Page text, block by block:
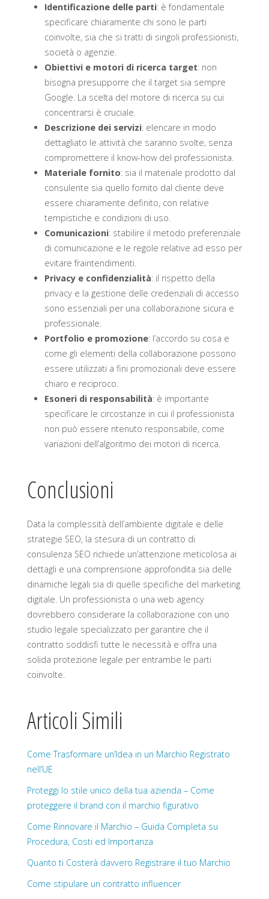
Identificazione delle parti: è fondamentale
specificare chiaramente chi sono le parti
coinvolte, sia che si tratti di singoli professionisti,
società o agenzie.
Obiettivi e motori di ricerca target: non
bisogna presupporre che il target sia sempre
Google. La scelta del motore di ricerca su cui
concentrarsi è cruciale.
Descrizione dei servizi: elencare in modo
dettagliato le attività che saranno svolte, senza
compromettere il know-how del professionista.
Materiale fornito: sia il materiale prodotto dal
consulente sia quello fornito dal cliente deve
essere chiaramente definito, con relative
tempistiche e condizioni di uso.
Comunicazioni: stabilire il metodo preferenziale
di comunicazione e le regole relative ad esso per
evitare fraintendimenti.
Privacy e confidenzialità: il rispetto della
privacy e la gestione delle credenziali di accesso
sono essenziali per una collaborazione sicura e
professionale.
Portfolio e promozione: l’accordo su cosa e
come gli elementi della collaborazione possono
essere utilizzati a fini promozionali deve essere
chiaro e reciproco.
Esoneri di responsabilità: è importante
specificare le circostanze in cui il professionista
non può essere ritenuto responsabile, come
variazioni dell’algoritmo dei motori di ricerca.
Conclusioni
Data la complessità dell’ambiente digitale e delle
strategie SEO, la stesura di un contratto di
consulenza SEO richiede un’attenzione meticolosa ai
dettagli e una comprensione approfondita sia delle
dinamiche legali sia di quelle specifiche del marketing
digitale. Un professionista o una web agency
dovrebbero considerare la collaborazione con uno
studio legale specializzato per garantire che il
contratto soddisfi tutte le necessità e offra una
solida protezione legale per entrambe le parti
coinvolte.
Articoli Simili
Come Trasformare un’Idea in un Marchio Registrato
nell’UE
Proteggi lo stile unico della tua azienda – Come
proteggere il brand con il marchio figurativo
Come Rinnovare il Marchio – Guida Completa su
Procedura, Costi ed Importanza
Quanto ti Costerà davvero Registrare il tuo Marchio
Come stipulare un contratto influencer